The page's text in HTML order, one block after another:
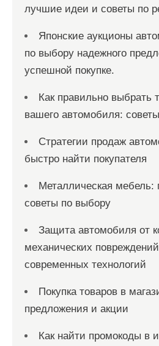
лучшие идеи и советы по
Японские аукционы
по выбору надежного
успешной покупке.
Как правильно выбрать
вашего автомобиля:
Стратегии продаж
быстро найти покупателя
Металлическая
советы по выбору
Защита автомобиля от
механических
современных технологий
Покупка товаров в
предложения и акции
Как найти промокоды в